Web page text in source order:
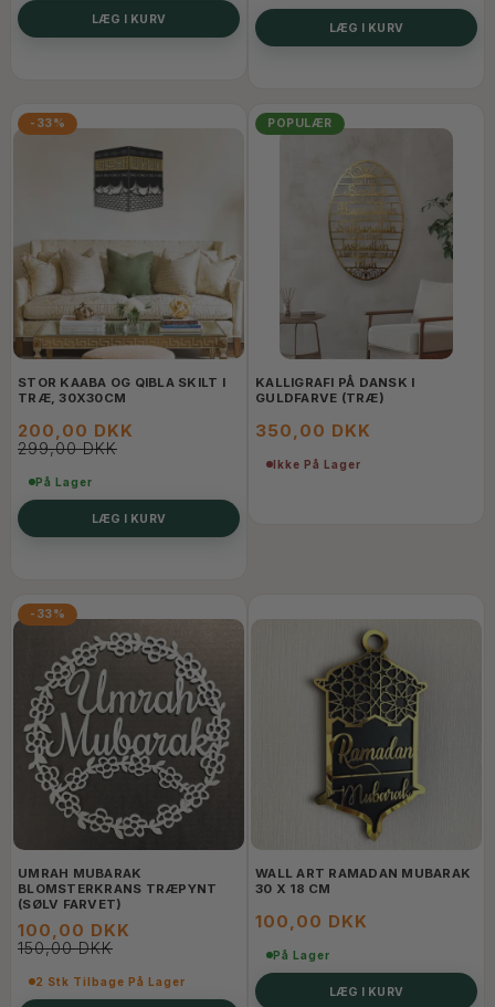
LÆG I KURV
LÆG I KURV
-33%
STOR KAABA OG QIBLA SKILT I
TRÆ, 30X30CM
200,00 DKK
299,00 DKK
På Lager
LÆG I KURV
POPULÆR
KALLIGRAFI PÅ DANSK I
GULDFARVE (TRÆ)
350,00 DKK
Ikke På Lager
-33%
UMRAH MUBARAK
BLOMSTERKRANS TRÆPYNT
(SØLV FARVET)
100,00 DKK
150,00 DKK
2 Stk Tilbage På Lager
WALL ART RAMADAN MUBARAK
30 X 18 CM
100,00 DKK
På Lager
LÆG I KURV